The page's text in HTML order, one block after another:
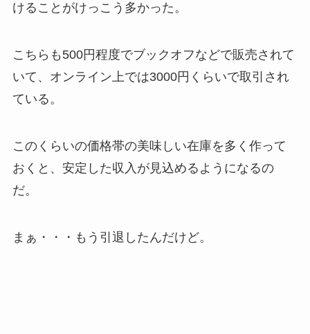
けることがけっこう多かった。
こちらも500円程度でブックオフなどで販売されて
いて、オンライン上では3000円くらいで取引され
ている。
このくらいの価格帯の美味しい在庫を多く作って
おくと、安定した収入が見込めるようになるの
だ。
まぁ・・・もう引退したんだけど。